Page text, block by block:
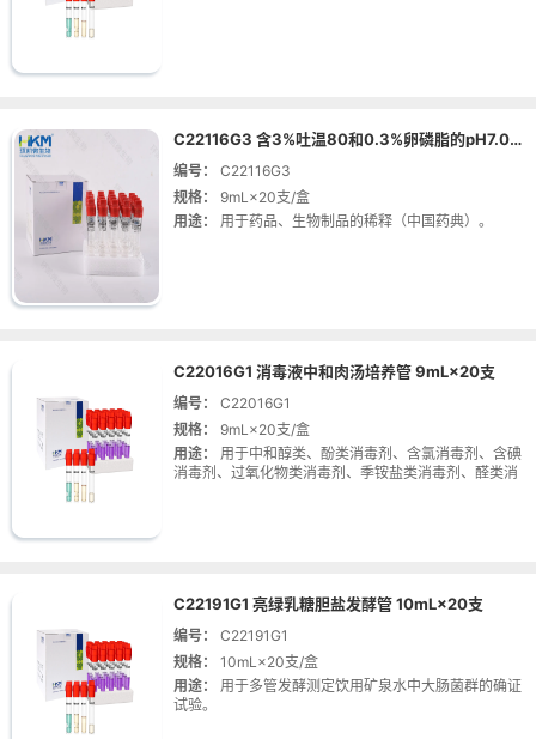
C22116G3 含3%吐温80和0.3%卵磷脂的pH7.0氯化钠-蛋白胨缓冲液 9mL×20支
编号：
C22116G3
规格：
9mL×20支/盒
用途：
用于药品、生物制品的稀释（中国药典）。
C22016G1 消毒液中和肉汤培养管 9mL×20支
编号：
C22016G1
规格：
9mL×20支/盒
用途：
用于中和醇类、酚类消毒剂、含氯消毒剂、含碘
消毒剂、过氧化物类消毒剂、季铵盐类消毒剂、醛类消
C22191G1 亮绿乳糖胆盐发酵管 10mL×20支
编号：
C22191G1
规格：
10mL×20支/盒
用途：
用于多管发酵测定饮用矿泉水中大肠菌群的确证
试验。